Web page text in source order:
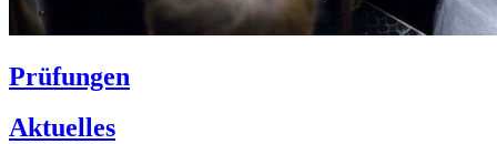
Prüfungen
Aktuelles